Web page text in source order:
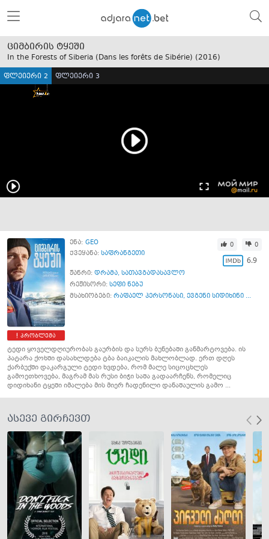
ციმბირის ტყეში
In the Forests of Siberia (Dans les forêts de Sibérie) (2016)
ფლეიერი 2 ფლეიერი 3
პრობლემა
ენა: GEO
ქვეყანა: საფრანგეთი
0 0
6.9
ჟანრი: დრამა, სათავგადასავლო
რეჟისორი: სეფი ნებუ
მსახიობები: რაფაელ პერსონასი, ევგენი სიდიხინი ...
ტედი ყოველდღიურობას გაურბის და სურს ბუნებაში განმარტოვება. ის
პატარა ქოხში დასახლდება ტბა ბაიკალის მახლობლად. ერთ დღეს
ქარბუქში დაკარგული ტედი ხვდება, რომ მალე სიცოცხლეს
გამოეთხოვება, მაგრამ მას რუსი ბიჭი საშა გადაარჩენს, რომელიც
დიდიხანი ტყეში იმალება მის მიერ ჩადენილი დანაშაულის გამო ...
ასევე გირჩევთ